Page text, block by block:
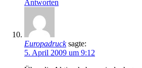
Antworten
Europadruck sagte:
5. April 2009 um 9:12